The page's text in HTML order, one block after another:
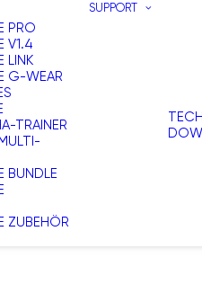
PRO
V1.4
LINK
G-WEAR
TRAINER
BUNDLE
ZUBEHÖR
SUPPORT